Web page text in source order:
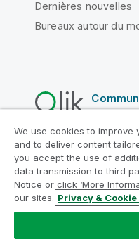
Dernières nouvelles
Bureaux autour du
Contrats juridiques
Conditions d'utilisation
Legal Policies
Conditions d'utilisation
Do Not Share My Info
Copyright © 1993-2026
We use cookies to
and to deliver content
you accept the use of
data transmission to third
Notice or click ‘More
our sites. Privacy &